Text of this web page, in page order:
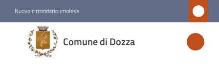
Nuovo circondario imolese
Comune di Dozza
Comune
di
Dozza